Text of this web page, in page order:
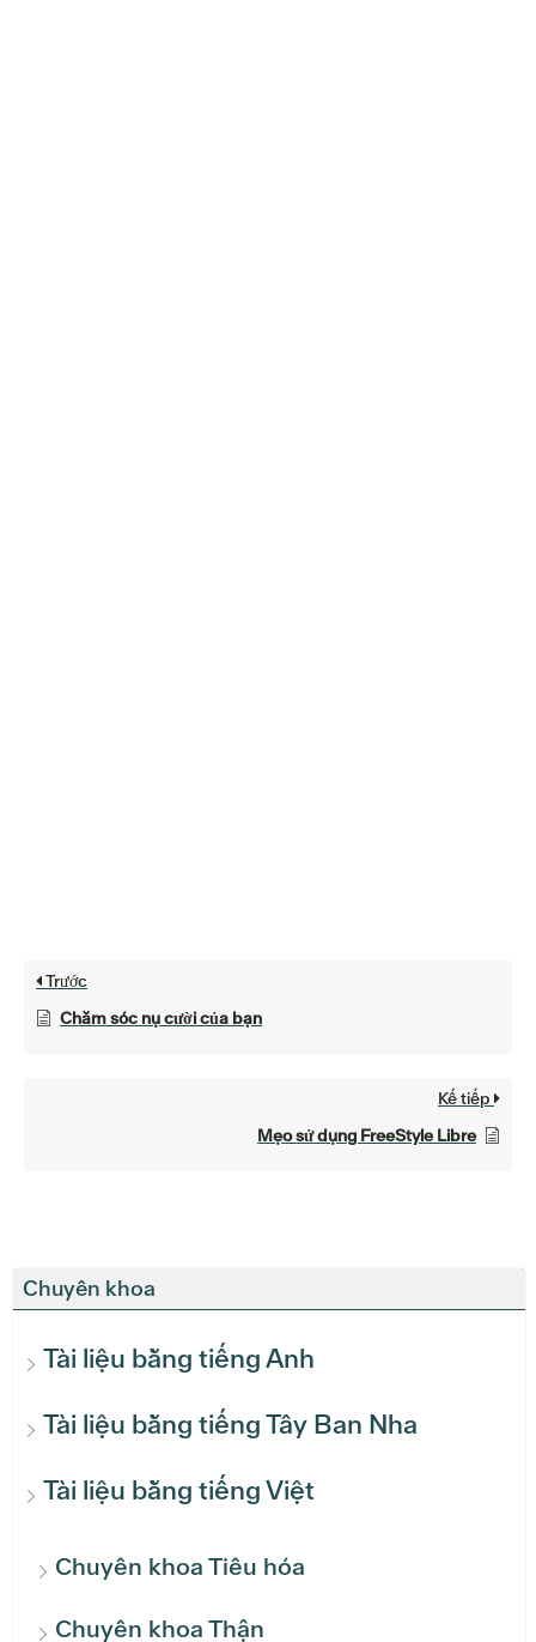
Chuyên khoa
Tài liệu bằng tiếng Anh
Tài liệu bằng tiếng Tây Ban Nha
Tài liệu bằng tiếng Việt
Chuyên khoa Tiêu hóa
Chuyên khoa Thận
Trước
Chăm sóc nụ cười của bạn
Kế tiếp
Mẹo sử dụng FreeStyle Libre